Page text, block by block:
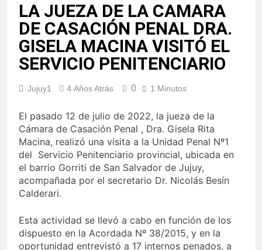
LA JUEZA DE LA CAMARA
DE CASACIÓN PENAL DRA.
GISELA MACINA VISITÓ EL
SERVICIO PENITENCIARIO
Jujuy1 4 Años Atrás 0 1 Minutos
El pasado 12 de julio de 2022, la jueza de la
Cámara de Casación Penal , Dra. Gisela Rita
Macina, realizó una visita a la Unidad Penal Nº1
del Servicio Penitenciario provincial, ubicada en
el barrio Gorriti de San Salvador de Jujuy,
acompañada por el secretario Dr. Nicolás Besín
Calderari.
Esta actividad se llevó a cabo en función de los
dispuesto en la Acordada Nº 38/2015, y en la
oportunidad entrevistó a 17 internos penados, a